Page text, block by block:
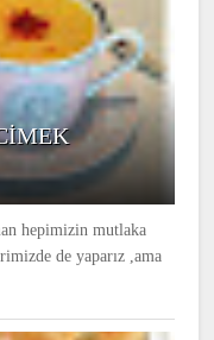
hepimizin mutlaka
de yaparız ,ama